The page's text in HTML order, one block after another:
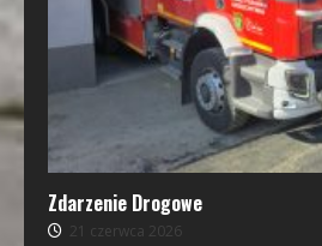
Zdarzenie Drogowe
21 czerwca 2026